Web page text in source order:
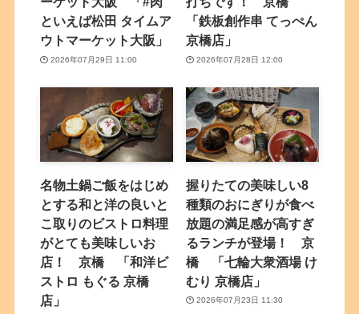
といえば松田 タイムア
ウトマーケット大阪」
2026年07月29日 11:00
「鉄板創作串 てっぺん
京橋店」
2026年07月28日 12:00
名物土鍋ご飯をはじめ
とする和と洋の良いと
こ取りのビストロ料理
がとても美味しいお
店！ 京橋 「和洋ビ
ストロ もぐる 京橋
店」
握りたての美味しい8
種類のおにぎりが食べ
放題の満足感が高すぎ
るランチが登場！ 京
橋 「七輪大衆酒場 け
むり 京橋店」
2026年07月23日 11:30